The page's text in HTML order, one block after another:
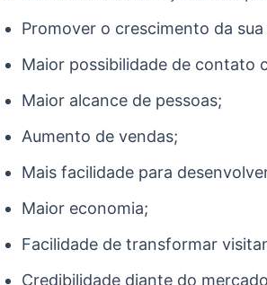
Promover o crescimento da sua
Maior possibilidade de contato
Maior alcance de pessoas;
Aumento de vendas;
Mais facilidade para
Maior economia;
Facilidade de transformar
Credibilidade diante do